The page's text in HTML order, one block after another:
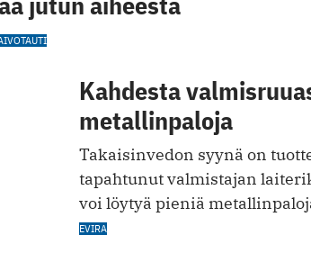
Kahdesta
metallinpaloja
Takaisinvedon syynä on
tapahtunut valmistajan
voi löytyä pieniä
EVIRA